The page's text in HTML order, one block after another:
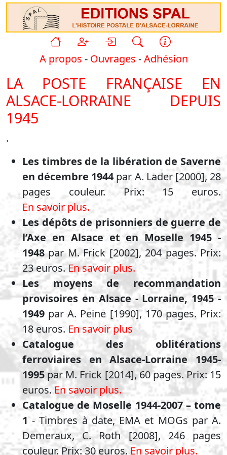
A propos - Ouvrages -Adhésion
LA POSTE FRANÇAISE EN
ALSACE-LORRAINE DEPUIS
1945
.
Les timbres de la libération de Saverne
en décembre 1944 par A. Lader [2000], 28
pages couleur. Prix: 15 euros.
En savoir plus.
Les dépôts de prisonniers de guerre de
l’Axe en Alsace et en Moselle 1945 -
1948par M. Frick [2002], 204 pages. Prix:
23 euros. En savoir plus.
Les moyens de recommandation
provisoires en Alsace - Lorraine, 1945 -
1949 par A. Peine [1990], 170 pages. Prix:
18 euros. En savoir plus
Catalogue des oblitérations
ferroviaires en Alsace-Lorraine 1945-
1995par M. Frick [2014], 60 pages. Prix: 15
euros.En savoir plus.
Catalogue de Moselle 1944-2007 – tome
1- Timbres à date, EMA et MOGs par A.
Demeraux, C. Roth [2008], 246 pages
couleur. Prix: 30 euros. En savoir plus.